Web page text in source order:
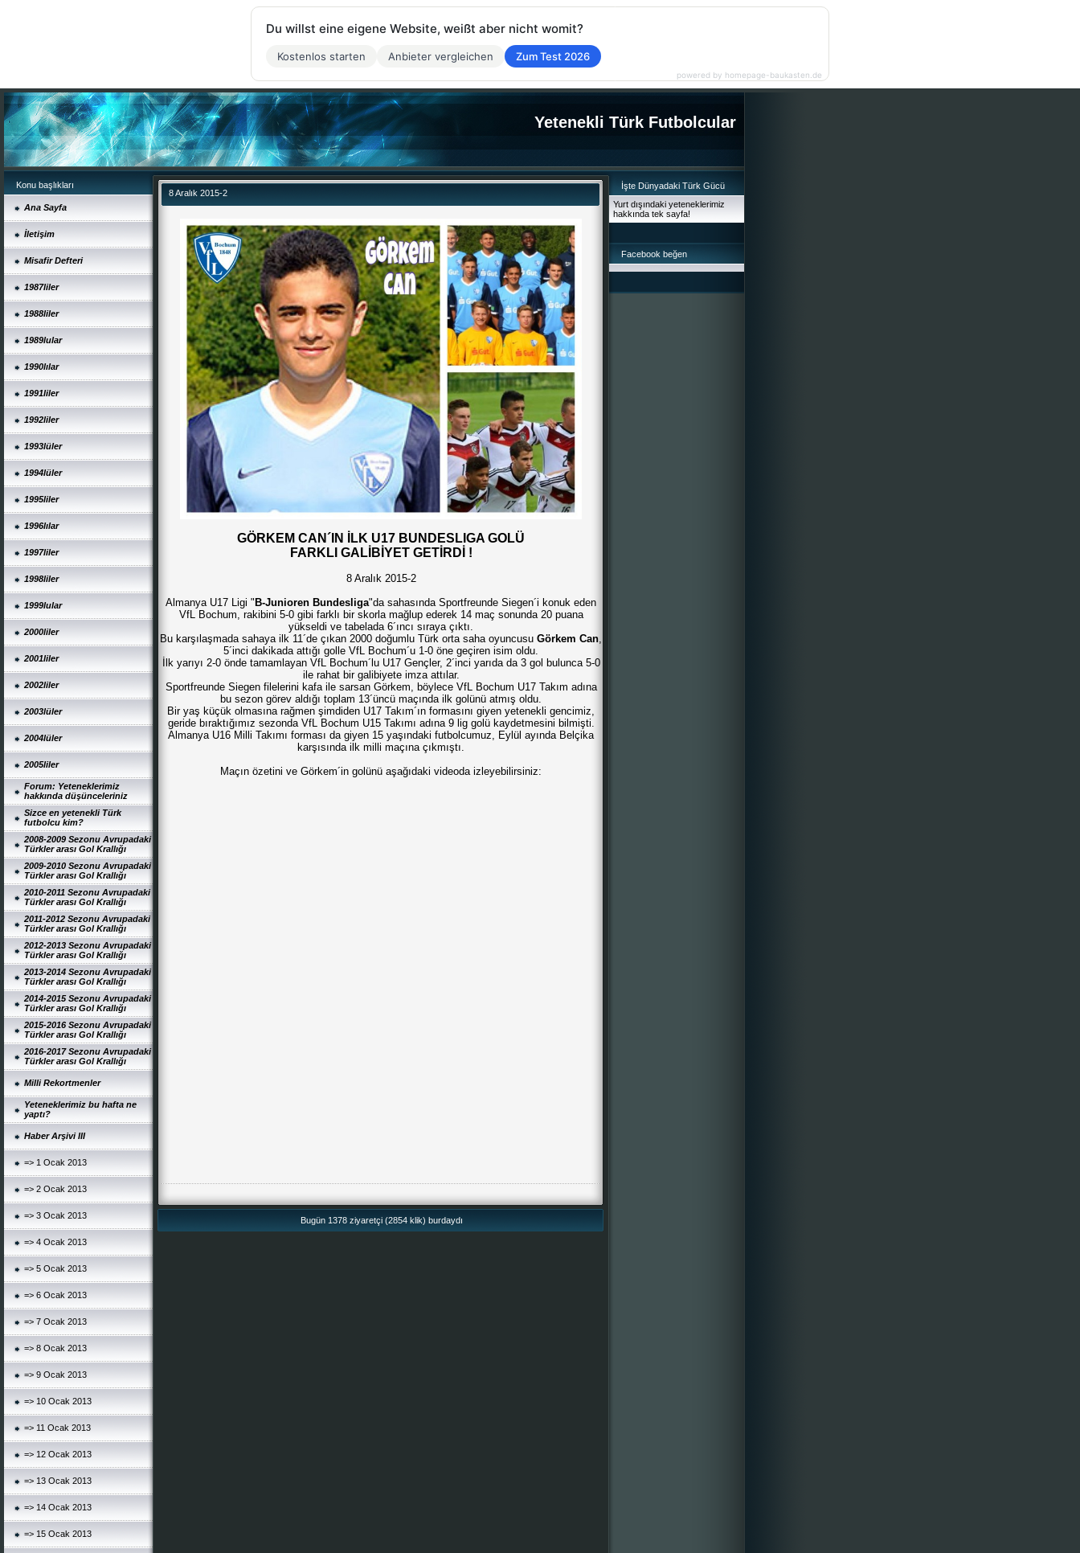
Yetenekli Türk Futbolcular
Konu başlıkları
Ana Sayfa
İletişim
Misafir Defteri
1987liler
1988liler
1989lular
1990lılar
1991liler
1992liler
1993lüler
1994lüler
1995liler
1996lılar
1997liler
1998liler
1999lular
2000liler
2001liler
2002liler
2003lüler
2004lüler
2005liler
Forum: Yeteneklerimiz
hakkında düşünceleriniz
Sizce en yetenekli Türk
futbolcu kim?
2008-2009 Sezonu Avrupadaki
Türkler arası Gol Krallığı
2009-2010 Sezonu Avrupadaki
Türkler arası Gol Krallığı
2010-2011 Sezonu Avrupadaki
Türkler arası Gol Krallığı
2011-2012 Sezonu Avrupadaki
Türkler arası Gol Krallığı
2012-2013 Sezonu Avrupadaki
Türkler arası Gol Krallığı
2013-2014 Sezonu Avrupadaki
Türkler arası Gol Krallığı
2014-2015 Sezonu Avrupadaki
Türkler arası Gol Krallığı
2015-2016 Sezonu Avrupadaki
Türkler arası Gol Krallığı
2016-2017 Sezonu Avrupadaki
Türkler arası Gol Krallığı
Milli Rekortmenler
Yeteneklerimiz bu hafta ne
yaptı?
Haber Arşivi III
=> 1 Ocak 2013
=> 2 Ocak 2013
=> 3 Ocak 2013
=> 4 Ocak 2013
=> 5 Ocak 2013
=> 6 Ocak 2013
=> 7 Ocak 2013
=> 8 Ocak 2013
=> 9 Ocak 2013
=> 10 Ocak 2013
=> 11 Ocak 2013
=> 12 Ocak 2013
=> 13 Ocak 2013
=> 14 Ocak 2013
=> 15 Ocak 2013
8 Aralık 2015-2
GÖRKEM CAN´IN İLK U17 BUNDESLIGA GOLÜ
FARKLI GALİBİYET GETİRDİ !
8 Aralık 2015-2
Almanya U17 Ligi " B-Junioren Bundesliga"da sahasında Sportfreunde Siegen´i konuk eden
VfL Bochum, rakibini 5-0 gibi farklı bir skorla mağlup ederek 14 maç sonunda 20 puana
yükseldi ve tabelada 6´ıncı sıraya çıktı.
Bu karşılaşmada sahaya ilk 11´de çıkan 2000 doğumlu Türk orta saha oyuncusu Görkem Can,
5´inci dakikada attığı golle VfL Bochum´u 1-0 öne geçiren isim oldu.
İlk yarıyı 2-0 önde tamamlayan VfL Bochum´lu U17 Gençler, 2´inci yarıda da 3 gol bulunca 5-0
ile rahat bir galibiyete imza attılar.
Sportfreunde Siegen filelerini kafa ile sarsan Görkem, böylece VfL Bochum U17 Takım adına
bu sezon görev aldığı toplam 13´üncü maçında ilk golünü atmış oldu.
Bir yaş küçük olmasına rağmen şimdiden U17 Takım´ın formasını giyen yetenekli gencimiz,
geride bıraktığımız sezonda VfL Bochum U15 Takımı adına 9 lig golü kaydetmesini bilmişti.
Almanya U16 Milli Takımı forması da giyen 15 yaşındaki futbolcumuz, Eylül ayında Belçika
karşısında ilk milli maçına çıkmıştı.
Maçın özetini ve Görkem´in golünü aşağıdaki videoda izleyebilirsiniz:
Bugün 1378 ziyaretçi (2854 klik) burdaydı
İşte Dünyadaki Türk Gücü
Yurt dışındaki yeteneklerimiz
hakkında tek sayfa!
Facebook beğen
Du willst eine eigene Website, weißt aber nicht womit?
Kostenlos starten Anbieter vergleichen Zum Test 2026
powered by homepage-baukasten.de